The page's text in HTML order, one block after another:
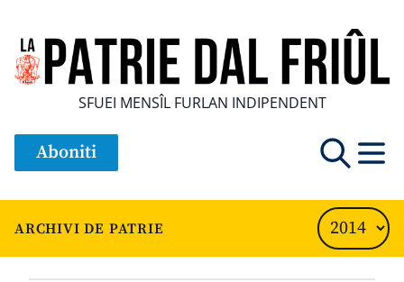
SFUEI MENSÎL FURLAN INDIPENDENT
Aboniti
ARCHIVI DE PATRIE